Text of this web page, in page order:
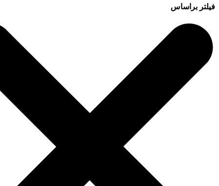
فیلتر براساس